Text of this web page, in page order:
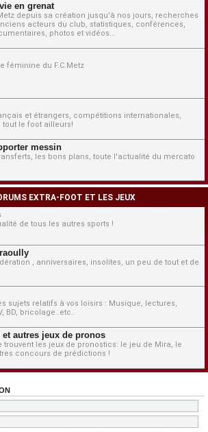
en grenat
depuis sa création jusqu'à nos jours, recherches
acteurs du club, statistiques, conférences,
photos et vidéos...
féminine du F.C.Metz
et étrangers, compétitions internationales,
tout le foot ailleurs!
messin
les bons plans, toute l'actualité du mercato
EXTRA-FOOT ET LES JEUX
de tous les autres sports !
, anniversaires, insolites, un peu de tout et de
sujets relatifs à vos loisirs : Musique, lectures,
BD, bricolage..etc..
et autres jeux de pronos
trouvent les jeux de pronostics: le jeu de Mira, le
concours de prédictions !